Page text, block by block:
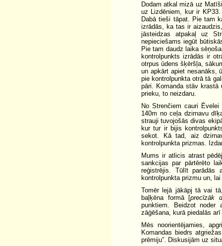
Dodam atkal mizā uz
uz Lizdēniem, kur ir
Dabā tieši tāpat. Pie tam
izrādās, ka tas ir
jāsteidzas atpakaļ uz
nepieciešams iegūt
Pie tam daudz laika
kontrolpunkts izrādās ir
otrpus ūdens šķēršļa,
un apkārt apiet nesanāks,
pie kontrolpunkta otrā tā
pāri. Komanda stāv krastā
prieku, to neizdaru.
No Strenčiem cauri
140m no ceļa dzirnavu
strauji tuvojošās divas
kur tur ir bijis
sekot. Kā tad, aiz
kontrolpunkta prizmas.
Mums ir atlicis atrast
sankcijas par pārtērēto
reģistrējis. Tūlīt
kontrolpunkta prizmu un,
Tomēr lejā jākāpj tā vai
baļķēna formā [precīzāk
punktiem. Beidzot
zāģēšana, kurā piedalās
Mēs noorientējamies,
Komandas biedrs
prēmiju”. Diskusijām uz